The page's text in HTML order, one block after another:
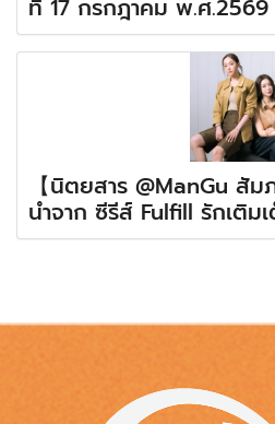
ที่ 17 กรกฎาคม พ.ศ.2569
【นิตยสาร @ManGu
นำจาก ซีรีส์ Fulfill รักเติมเ